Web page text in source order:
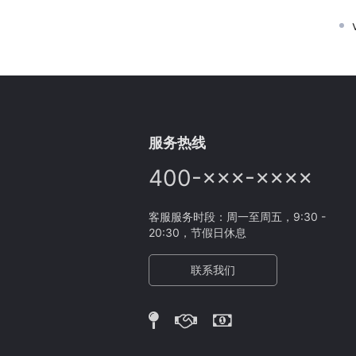
服务热线
400-×××-××××
客服服务时段：周一至周五，9:30 -
20:30，节假日休息
联系我们